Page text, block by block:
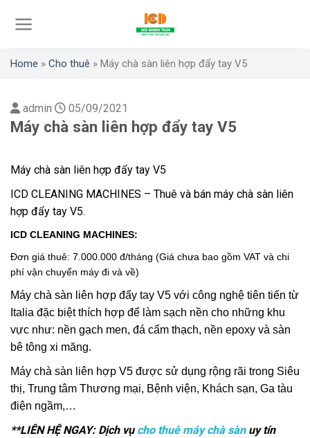
Home » Cho thuê » Máy chà sàn liên hợp đẩy tay V5
admin 05/09/2021
Máy chà sàn liên hợp đẩy tay V5
Máy chà sàn liên hợp đẩy tay V5
ICD CLEANING MACHINES – Thuê và bán máy chà sàn liên
hợp đẩy tay V5.
ICD CLEANING MACHINES:
Đơn giá thuê: 7.000.000 đ/tháng (Giá chưa bao gồm VAT và chi
phí vận chuyển máy đi và về)
Máy chà sàn liên hợp đẩy tay V5 với công nghệ tiên tiến từ
Italia đặc biệt thích hợp để làm sạch nền cho những khu
vực như: nền gạch men, đá cẩm thạch, nền epoxy và sàn
bê tông xi măng.
Máy chà sàn liên hợp V5 được sử dụng rộng rãi trong Siêu
thị, Trung tâm Thương mại, Bệnh viện, Khách sạn, Ga tàu
điện ngầm,…
**LIÊN HỆ NGAY: Dịch vụ cho thuê máy chà sànuy tín